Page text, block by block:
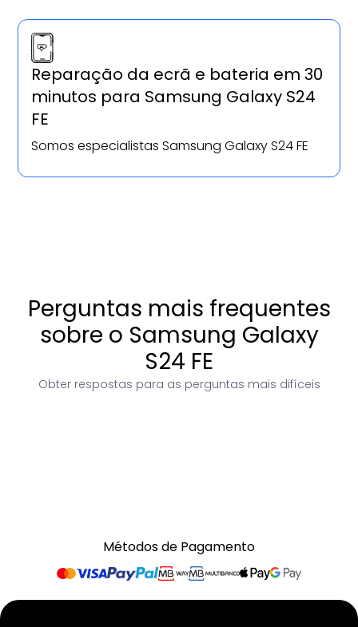
Reparação da ecrã e bateria em 30
minutos para Samsung Galaxy S24
FE
Somos especialistas Samsung Galaxy S24 FE
Perguntas mais frequentes
sobre o Samsung Galaxy
S24 FE
Obter respostas para as perguntas mais difíceis
Métodos de Pagamento